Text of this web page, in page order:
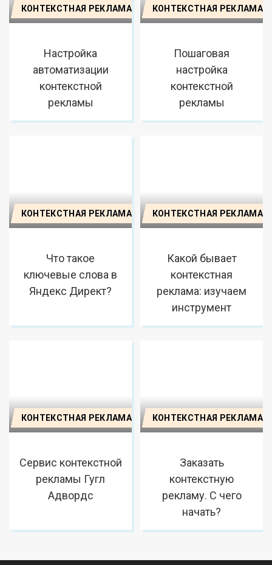
КОНТЕКСТНАЯ РЕКЛАМА
Настройка
автоматизации
контекстной
рекламы
КОНТЕКСТНАЯ РЕКЛАМА
Пошаговая
настройка
контекстной
рекламы
КОНТЕКСТНАЯ РЕКЛАМА
Что такое
ключевые слова в
Яндекс Директ?
КОНТЕКСТНАЯ РЕКЛАМА
Какой бывает
контекстная
реклама: изучаем
инструмент
КОНТЕКСТНАЯ РЕКЛАМА
Сервис контекстной
рекламы Гугл
Адвордс
КОНТЕКСТНАЯ РЕКЛАМА
Заказать
контекстную
рекламу. С чего
начать?